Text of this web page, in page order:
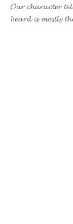
𝓞𝓾𝓻 𝓬𝓱𝓪𝓻𝓪𝓬𝓽𝓮𝓻 𝓽𝓮𝓵
𝓫𝓮𝓪𝓻𝓭 𝓲𝓼 𝓶𝓸𝓼𝓽𝓵𝔂 𝓽𝓱